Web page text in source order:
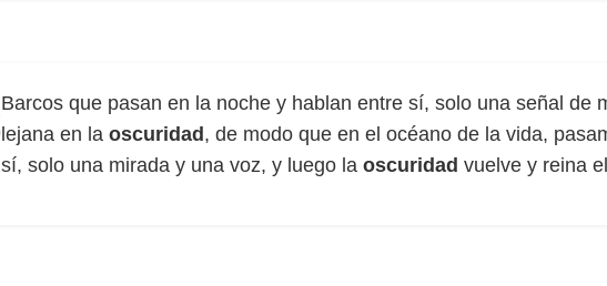
Barcos que pasan en la noche y hablan entre sí, solo una señal de
lejana en la oscuridad , de modo que en el océano de la vida,
sí, solo una mirada y una voz, y luego la oscuridad vuelve y reina